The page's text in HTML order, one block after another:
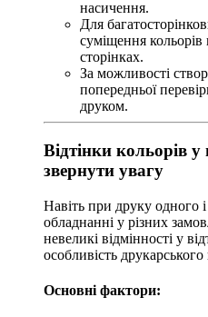
насичення.
Для
суміщення
сторінках.
За можливості
попередньої
друком.
Відтінки кольорів
звернути увагу
Навіть при друку одного
обладнанні у різних
невеликі відмінності у
особливість друкарського
Основні фактори: